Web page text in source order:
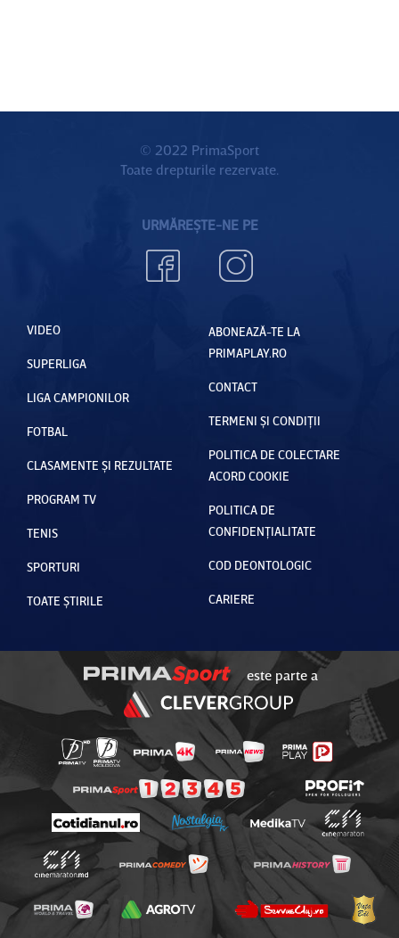
© 2022 PrimaSport
Toate drepturile rezervate.
URMĂREȘTE-NE PE
VIDEO
SUPERLIGA
LIGA CAMPIONILOR
FOTBAL
CLASAMENTE ȘI REZULTATE
PROGRAM TV
TENIS
SPORTURI
TOATE ȘTIRILE
ABONEAZĂ-TE LA
PRIMAPLAY.RO
CONTACT
TERMENI ȘI CONDIȚII
POLITICA DE COLECTARE
ACORD COOKIE
POLITICA DE
CONFIDENȚIALITATE
COD DEONTOLOGIC
CARIERE
este parte a